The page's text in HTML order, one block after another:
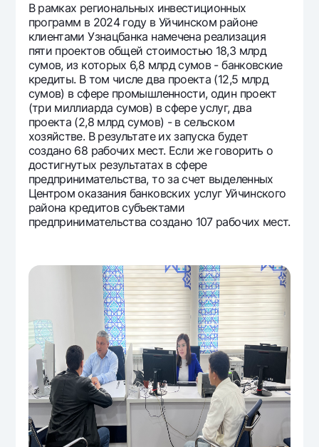
В рамках региональных инвестиционных
программ в 2024 году в Уйчинском районе
клиентами Узнацбанка намечена реализация
пяти проектов общей стоимостью 18,3 млрд
сумов, из которых 6,8 млрд сумов - банковские
кредиты. В том числе два проекта (12,5 млрд
сумов) в сфере промышленности, один проект
(три миллиарда сумов) в сфере услуг, два
проекта (2,8 млрд сумов) - в сельском
хозяйстве. В результате их запуска будет
создано 68 рабочих мест. Если же говорить о
достигнутых результатах в сфере
предпринимательства, то за счет выделенных
Центром оказания банковских услуг Уйчинского
района кредитов субъектами
предпринимательства создано 107 рабочих мест.